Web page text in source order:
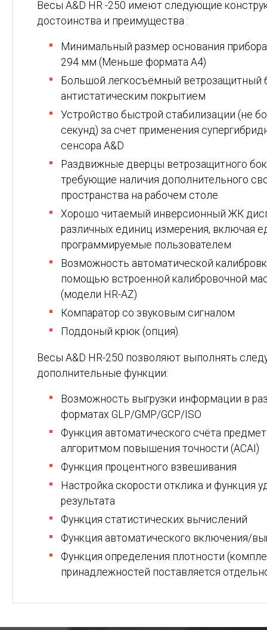
Весы A&D HR -250 имеют следующие
достоинства и преимущества :
Минимальный размер основания
294 мм (Меньше формата А4)
Большой легкосъёмный ветрозащитный
антистатическим покрытием
Устройство быстрой стабилизации (не
секунд) за счет применения
сенсора A&D
Раздвижные дверцы ветрозащитного
требующие наличия дополнительного
пространства на рабочем столе
Хорошо читаемый инверсионный ЖК
различных единиц измерения, включая
программируемые пользователем
Возможность автоматической
помощью встроенной калибровочной
(модели HR-AZ)
Компаратор со звуковым сигналом
Поддоный крюк (опция).
Весы A&D HR-250 позволяют выполнять
дополнительные функции:
Возможность выгрузки информации в
форматах GLP/GMP/GCP/ISO
Функция автоматического счёта
алгоритмом повышения точности (ACAI)
Функция процентного взвешивания
Настройка скорости отклика и функция
результата
Функция статистических вычислений
Функция автоматического включения/
Функция определения плотности
принадлежностей поставляется